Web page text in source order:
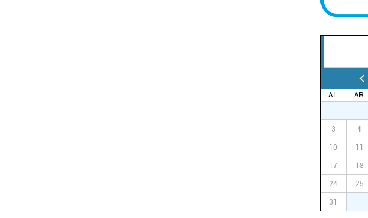
AL. AR.
3 4
10 11
17 18
24 25
31